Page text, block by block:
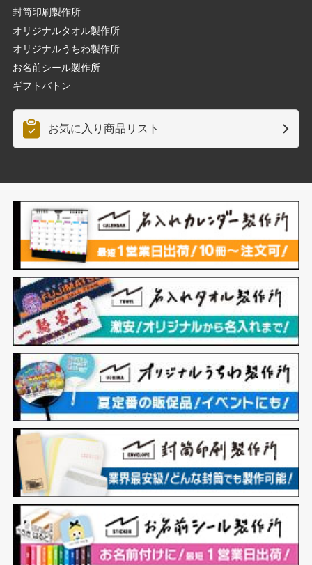
封筒印刷製作所
オリジナルタオル製作所
オリジナルうちわ製作所
お名前シール製作所
ギフトバトン
お気に入り商品リスト